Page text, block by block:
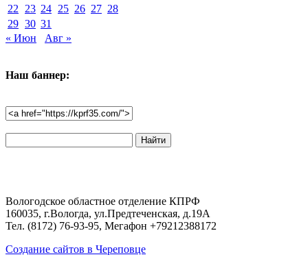
22
23 24 25 26 27 28
29 30 31
« Июн
Авг »
Наш баннер:
по
Вологодское областное отделение КПРФ
160035, г.Вологда, ул.Предтеченская, д.19А
Тел. (8172) 76-93-95, Мегафон +79212388172
Создание сайтов в Череповце